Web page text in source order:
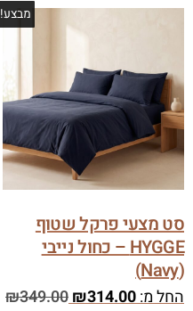
מבצע!
סט מצעי פרקל שטוף
HYGGE – כחול נייבי
(Navy)
החל מ: ₪314.00
₪349.00